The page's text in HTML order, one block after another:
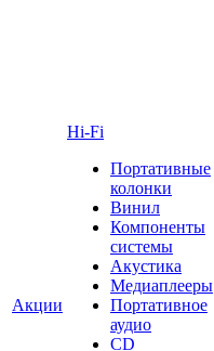
Акции
Hi-Fi
Портативные
колонки
Винил
Компоненты
системы
Акустика
Медиаплееры
Портативное
аудио
CD